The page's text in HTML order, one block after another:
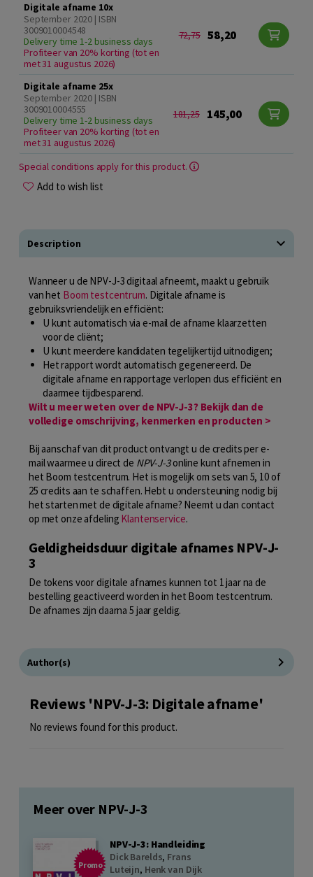
Digitale afname 10x
September 2020 | ISBN
3009010004548
Delivery time 1-2 business days
Profiteer van 20% korting (tot en
met 31 augustus 2026)
72,75 58,20
Digitale afname 25x
September 2020 | ISBN
3009010004555
Delivery time 1-2 business days
Profiteer van 20% korting (tot en
met 31 augustus 2026)
181,25 145,00
Special conditions apply for this product.
Add to wish list
Description
Wanneer u de NPV-J-3 digitaal afneemt, maakt u gebruik
van het Boom testcentrum. Digitale afname is
gebruiksvriendelijk en efficiënt:
U kunt automatisch via e-mail de afname klaarzetten
voor de cliënt;
U kunt meerdere kandidaten tegelijkertijd uitnodigen;
Het rapport wordt automatisch gegenereerd. De
digitale afname en rapportage verlopen dus efficiënt en
daarmee tijdbesparend.
Wilt u meer weten over de NPV-J-3? Bekijk dan de
volledige omschrijving, kenmerken en producten >
Bij aanschaf van dit product ontvangt u de credits per e-
mail waarmee u direct de NPV-J-3online kunt afnemen in
het Boom testcentrum. Het is mogelijk om sets van 5, 10 of
25 credits aan te schaffen. Hebt u ondersteuning nodig bij
het starten met de digitale afname? Neemt u dan contact
op met onze afdeling Klantenservice.
Geldigheidsduur digitale afnames NPV-J-
3
De tokens voor digitale afnames kunnen tot 1 jaar na de
bestelling geactiveerd worden in het Boom testcentrum.
De afnames zijn daarna 5 jaar geldig.
Author(s)
Reviews 'NPV-J-3: Digitale afname'
No reviews found for this product.
Meer over NPV-J-3
Promo
NPV-J-3: Handleiding
Dick Barelds, Frans
Luteijn, Henk van Dijk